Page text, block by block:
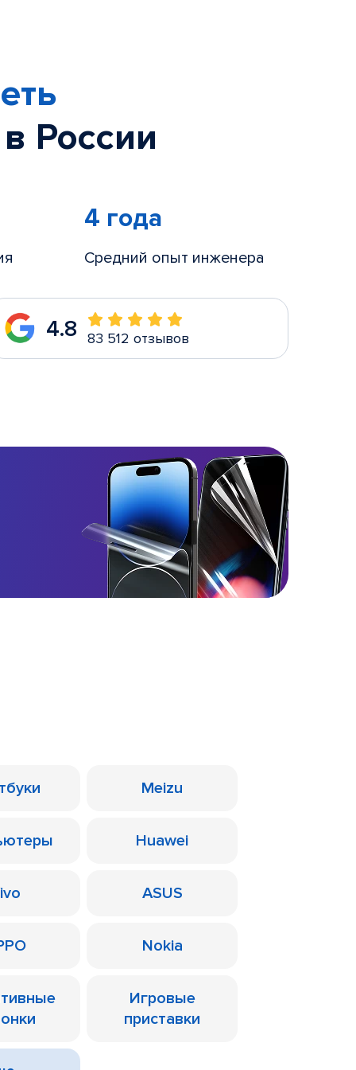
России
4 года
Средний опыт инженера
4.8 83 512 отзывов
Meizu
Huawei
ASUS
Nokia
Игровые
приставки